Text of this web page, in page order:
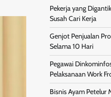
Pekerja yang
Susah Cari Kerja
Genjot Penjualan
Selama 10 Hari
Pegawai
Pelaksanaan Work
Bisnis Ayam Petelur